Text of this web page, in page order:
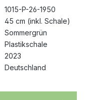
1015-P-26-1950
45 cm (inkl. Schale)
Sommergrün
Plastikschale
2023
Deutschland